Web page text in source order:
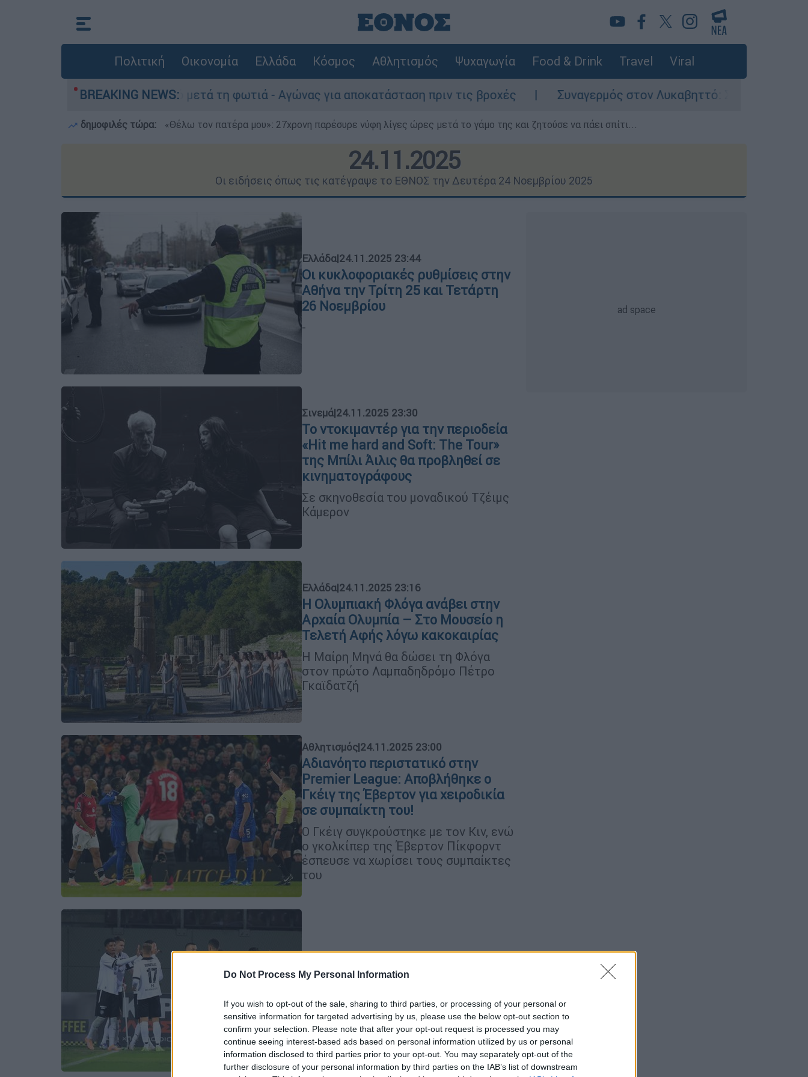
Do Not Process My Personal Information
If you wish to opt-out of the sale, sharing to third parties, or processing of your personal or
sensitive information for targeted advertising by us, please use the below opt-out section to
confirm your selection. Please note that after your opt-out request is processed you may
continue seeing interest-based ads based on personal information utilized by us or personal
information disclosed to third parties prior to your opt-out. You may separately opt-out of the
further disclosure of your personal information by third parties on the IAB’s list of downstream
Πολιτική Οικονομία Ελλάδα Κόσμος Αθλητισμός Ψυχαγωγία Food & Drink Travel Viral
BREAKING NEWS:
Πόρτο Γερμανό μετά τη φωτιά - Αγώνας για αποκατάσταση πριν τις βροχές Συναγερμός στον Λυκαβηττό: Σορός σε προχωρημένη
δημοφιλές τώρα: «Θέλω τον πατέρα μου»: 27χρονη παρέσυρε νύφη λίγες ώρες μετά το γάμο της και ζητούσε να πάει σπίτι...
24.11.2025
Οι ειδήσεις όπως τις κατέγραψε το ΕΘΝΟΣ την Δευτέρα 24 Νοεμβρίου 2025
Ελλάδα|24.11.2025 23:44
Οι κυκλοφοριακές ρυθμίσεις στην
Αθήνα την Τρίτη 25 και Τετάρτη
26 Νοεμβρίου
-
Σινεμά|24.11.2025 23:30
Το ντοκιμαντέρ για την περιοδεία
«Hit me hard and Soft: The Tour»
της Μπίλι Άιλις θα προβληθεί σε
κινηματογράφους
Σε σκηνοθεσία του μοναδικού Τζέιμς
Κάμερον
Ελλάδα|24.11.2025 23:16
Η Ολυμπιακή Φλόγα ανάβει στην
Αρχαία Ολυμπία – Στο Μουσείο η
Τελετή Αφής λόγω κακοκαιρίας
Η Μαίρη Μηνά θα δώσει τη Φλόγα
στον πρώτο Λαμπαδηδρόμο Πέτρο
Γκαϊδατζή
Αθλητισμός|24.11.2025 23:00
Αδιανόητο περιστατικό στην
Premier League: Αποβλήθηκε ο
Γκέιγ της Έβερτον για χειροδικία
σε συμπαίκτη του!
Ο Γκέιγ συγκρούστηκε με τον Κιν, ενώ
ο γκολκίπερ της Έβερτον Πίκφορντ
έσπευσε να χωρίσει τους συμπαίκτες
του
Super League: Σπουδαία νίκη του
Ο ΟΦΗ επικράτησε 2-1 της ΑΕΛ